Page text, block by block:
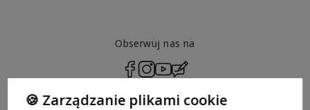
Obserwuj nas na
🍪 Zarządzanie plikami cookie